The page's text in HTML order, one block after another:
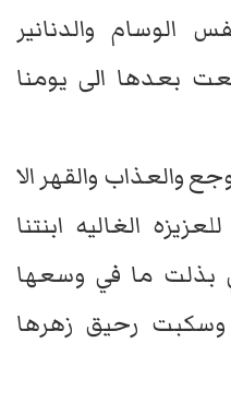
والدنانير
بعدها الى يومنا
والعذاب والقهر الا
الغاليه ابنتنا
بذلت ما في وسعها
رحيق زهرها